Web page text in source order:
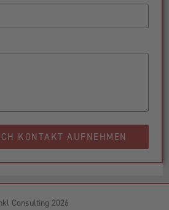
KONTAKT AUFNEHMEN